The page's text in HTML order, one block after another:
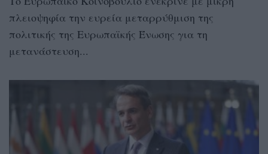
πλειοψηφία την ευρεία μεταρρύθμιση της
πολιτικής της Ευρωπαϊκής Ένωσης για τη
μετανάστευση...